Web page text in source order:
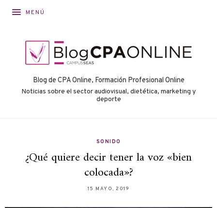
MENÚ
Blog de CPA Online, Formación Profesional Online
Noticias sobre el sector audiovisual, dietética, marketing y
deporte
SONIDO
¿Qué quiere decir tener la voz «bien
colocada»?
15 MAYO, 2019